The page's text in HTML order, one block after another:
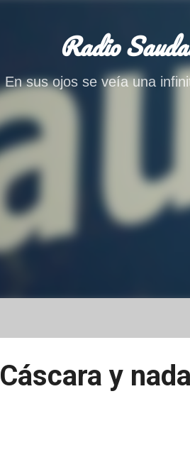
Radio
En sus ojos se veía una
Cáscara y